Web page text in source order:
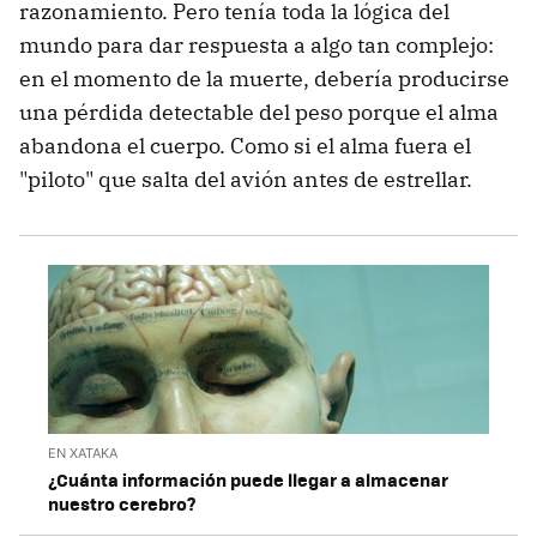
razonamiento. Pero tenía toda la lógica del
mundo para dar respuesta a algo tan complejo:
en el momento de la muerte, debería producirse
una pérdida detectable del peso porque el alma
abandona el cuerpo. Como si el alma fuera el
"piloto" que salta del avión antes de estrellar.
EN XATAKA
¿Cuánta información puede llegar a almacenar
nuestro cerebro?